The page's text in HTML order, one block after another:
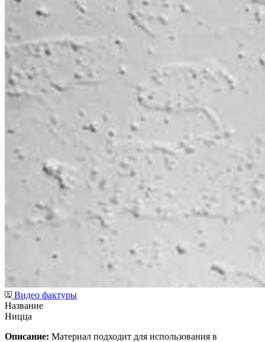
Видео фактуры
Название
Ницца
Описание: Материал подходит для использования в